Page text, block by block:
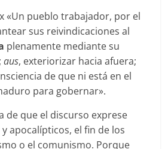
«Un pueblo trabajador, por el
sus reivindicaciones al
plenamente mediante su
aus, exteriorizar hacia afuera;
de que ni está en el
para gobernar».
de que el discurso exprese
apocalípticos, el fin de los
o el comunismo. Porque